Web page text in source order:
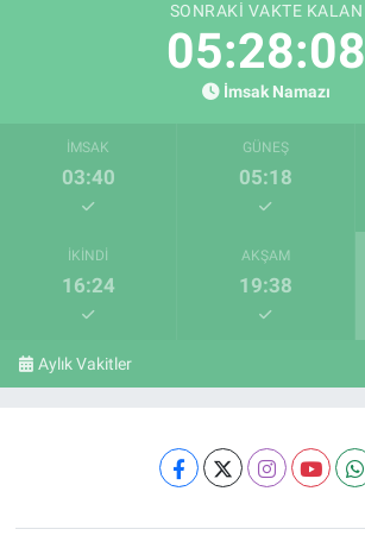
SONRAKI VAKTE KALAN
05:28:08
İmsak Namazı
İMSAK
03:40
GÜNEŞ
05:18
İKINDI
16:24
AKŞAM
19:38
Aylık Vakitler